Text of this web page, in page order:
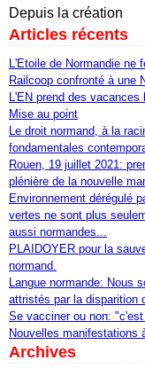
Depuis la création
Articles récents
L'Etoile de Normandie ne
Railcoop confronté à une
L'EN prend des vacances
Mise au point
Le droit normand, à la
fondamentales
Rouen, 19 juillet 2021:
plénière de la nouvelle
Environnement dérégulé
vertes ne sont plus
aussi normandes...
PLAIDOYER pour la
normand.
Langue normande: Nous
attristés par la disparition
Se vacciner ou non:
Nouvelles manifestations
Archives